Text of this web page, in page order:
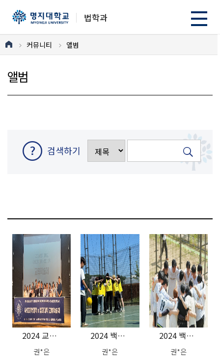
법학과
커뮤니티 앨범
앨범
검색하기
2024 교류학술제
권*은
2024 백마체전 - 피구, PK, 볼링, 단체줄넘기
권*은
2024 백마체전 - 농구, 축구
권*은